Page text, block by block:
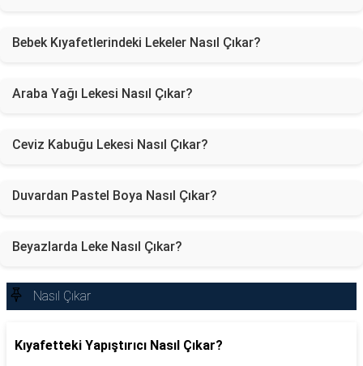
Bebek Kıyafetlerindeki Lekeler Nasıl Çıkar?
Araba Yağı Lekesi Nasıl Çıkar?
Ceviz Kabuğu Lekesi Nasıl Çıkar?
Duvardan Pastel Boya Nasıl Çıkar?
Beyazlarda Leke Nasıl Çıkar?
Nasıl Çıkar
Kıyafetteki Yapıştırıcı Nasıl Çıkar?